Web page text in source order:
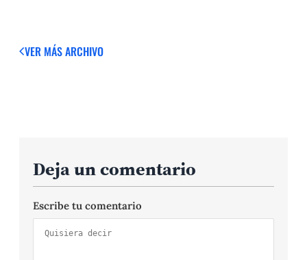
VER MÁSARCHIVO
Deja un comentario
Escribe tu comentario